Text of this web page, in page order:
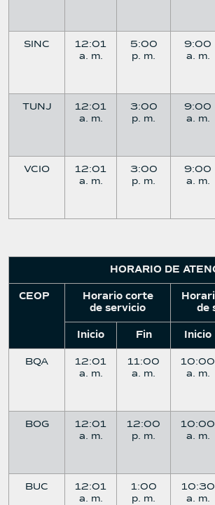
SINC
12:01
a. m.
5:00
p. m.
9:00
a. m.
TUNJ
12:01
a. m.
3:00
p. m.
9:00
a. m.
VCIO
12:01
a. m.
3:00
p. m.
9:00
a. m.
HORARIO DE
CEOP
Horario corte
de servicio
de
Inicio Fin Inicio
BQA
12:01
a. m.
11:00
a. m.
10:00
a. m.
BOG
12:01
a. m.
12:00
p. m.
10:00
a. m.
BUC
12:01
a. m.
1:00
p. m.
10:30
a. m.